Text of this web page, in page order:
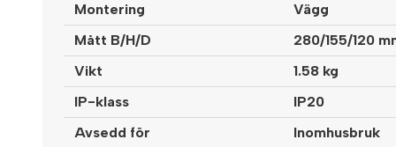
Montering
Vägg
Mått B/H/D
280/155/120
Vikt
1.58 kg
IP-klass
IP20
Avsedd för
Inomhusbruk